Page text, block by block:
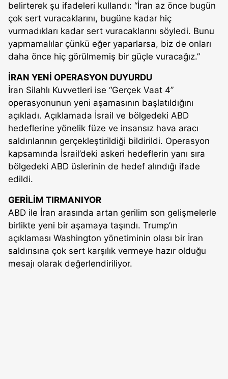
belirterek şu ifadeleri kullandı: “İran az önce bugün
çok sert vuracaklarını, bugüne kadar hiç
vurmadıkları kadar sert vuracaklarını söyledi. Bunu
yapmamalılar çünkü eğer yaparlarsa, biz de onları
daha önce hiç görülmemiş bir güçle vuracağız.”
İRAN YENİ OPERASYON DUYURDU
İran Silahlı Kuvvetleri ise “Gerçek Vaat 4”
operasyonunun yeni aşamasının başlatıldığını
açıkladı. Açıklamada İsrail ve bölgedeki ABD
hedeflerine yönelik füze ve insansız hava aracı
saldırılarının gerçekleştirildiği bildirildi. Operasyon
kapsamında İsrail’deki askeri hedeflerin yanı sıra
bölgedeki ABD üslerinin de hedef alındığı ifade
edildi.
GERİLİM TIRMANIYOR
ABD ile İran arasında artan gerilim son gelişmelerle
birlikte yeni bir aşamaya taşındı. Trump’ın
açıklaması Washington yönetiminin olası bir İran
saldırısına çok sert karşılık vermeye hazır olduğu
mesajı olarak değerlendiriliyor.